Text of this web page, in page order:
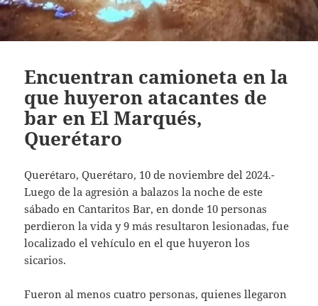
Encuentran camioneta en la
que huyeron atacantes de
bar en El Marqués,
Querétaro
Querétaro, Querétaro, 10 de noviembre del 2024.-
Luego de la agresión a balazos la noche de este
sábado en Cantaritos Bar, en donde 10 personas
perdieron la vida y 9 más resultaron lesionadas, fue
localizado el vehículo en el que huyeron los
sicarios.
Fueron al menos cuatro personas, quienes llegaron